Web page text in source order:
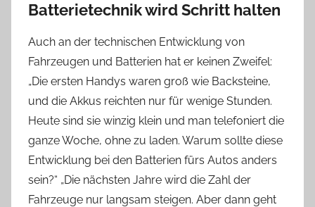
Batterietechnik wird Schritt halten
Auch an der technischen Entwicklung von
Fahrzeugen und Batterien hat er keinen Zweifel:
„Die ersten Handys waren groß wie Backsteine,
und die Akkus reichten nur für wenige Stunden.
Heute sind sie winzig klein und man telefoniert die
ganze Woche, ohne zu laden. Warum sollte diese
Entwicklung bei den Batterien fürs Autos anders
sein?“ „Die nächsten Jahre wird die Zahl der
Fahrzeuge nur langsam steigen. Aber dann geht